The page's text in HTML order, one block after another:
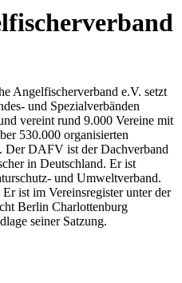
Angelfischerverband e.V. setzt
und Spezialverbänden
vereint rund 9.000 Vereine mit
530.000 organisierten
Der DAFV ist der Dachverband
in Deutschland. Er ist
und Umweltverband.
ist im Vereinsregister unter der
Berlin Charlottenburg
seiner Satzung.